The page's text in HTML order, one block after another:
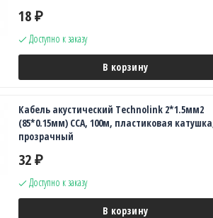
18 ₽
Доступно к заказу
В корзину
Кабель акустический Technolink 2*1.5мм2
(85*0.15мм) CCA, 100м, пластиковая
прозрачный
32 ₽
Доступно к заказу
В корзину